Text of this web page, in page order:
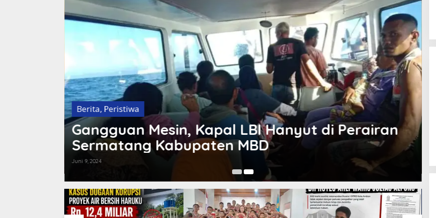
Berita, Peristiwa
Gangguan Mesin, Kapal LBI Hanyut di Perairan
Sermatang Kabupaten MBD
Juni 9, 2024